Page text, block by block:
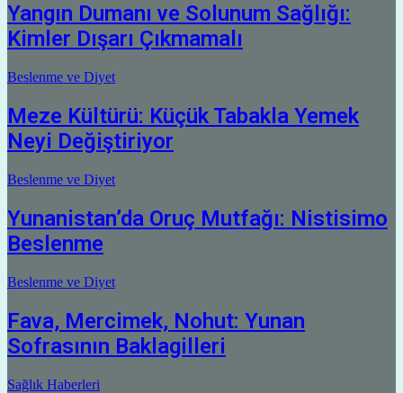
Yangın Dumanı ve Solunum Sağlığı:
Kimler Dışarı Çıkmamalı
Beslenme ve Diyet
Meze Kültürü: Küçük Tabakla Yemek
Neyi Değiştiriyor
Beslenme ve Diyet
Yunanistan’da Oruç Mutfağı: Nistisimo
Beslenme
Beslenme ve Diyet
Fava, Mercimek, Nohut: Yunan
Sofrasının Baklagilleri
Sağlık Haberleri